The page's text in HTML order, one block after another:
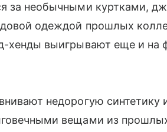
за необычными куртками,
одеждой прошлых
хенды выигрывают еще и на
недорогую
вещами из прошлых